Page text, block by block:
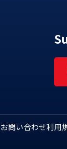
お問い合わせ利用